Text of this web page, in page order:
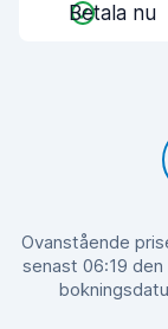
Betala nu
Ovanstående
senast 06:19